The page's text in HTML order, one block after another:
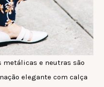
metálicas e neutras são
elegante com calça